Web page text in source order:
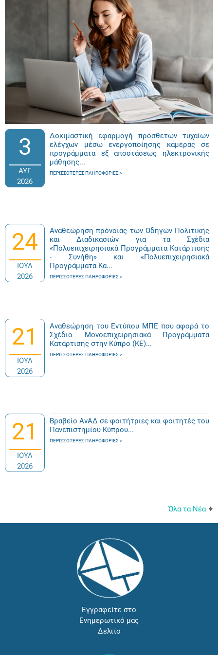
3
ΑΥΓ
2026
Δοκιμαστική εφαρμογή πρόσθετων τυχαίων
ελέγχων μέσω ενεργοποίησης κάμερας σε
προγράμματα εξ αποστάσεως ηλεκτρονικής
μάθησης...
ΠΕΡΙΣΣΌΤΕΡΕΣ ΠΛΗΡΟΦΟΡΊΕΣ
24
ΙΟΥΛ
2026
Αναθεώρηση πρόνοιας των Οδηγών Πολιτικής
και Διαδικασιών για τα Σχέδια
«Πολυεπιχειρησιακά Προγράμματα Κατάρτισης
- Συνήθη» και «Πολυεπιχειρησιακά
Προγράμματα Κα...
ΠΕΡΙΣΣΌΤΕΡΕΣ ΠΛΗΡΟΦΟΡΊΕΣ
21
ΙΟΥΛ
2026
Αναθεώρηση του Εντύπου ΜΠΕ που αφορά το
Σχέδιο Μονοεπιχειρησιακά Προγράμματα
Κατάρτισης στην Κύπρο (ΚΕ)...
ΠΕΡΙΣΣΌΤΕΡΕΣ ΠΛΗΡΟΦΟΡΊΕΣ
21
ΙΟΥΛ
2026
Βραβείο ΑνΑΔ σε φοιτήτριες και φοιτητές του
Πανεπιστημίου Κύπρου...
ΠΕΡΙΣΣΌΤΕΡΕΣ ΠΛΗΡΟΦΟΡΊΕΣ
Όλα τα Νέα
Εγγραφείτε στο
Ενημερωτικό μας
Δελτίο